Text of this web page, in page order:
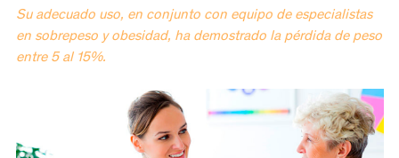
Su adecuado uso, en conjunto con equipo de especialistas
en sobrepeso yobesidad, ha demostrado la pérdida de peso
entre 5 al 15%.